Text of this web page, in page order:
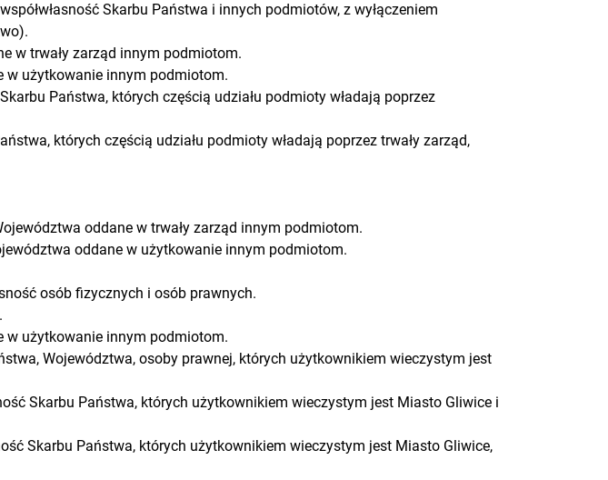
Skarbu Państwa i innych podmiotów, z wyłączeniem
w trwały zarząd innym podmiotom.
użytkowanie innym podmiotom.
Państwa, których częścią udziału podmioty władają poprzez
których częścią udziału podmioty władają poprzez trwały zarząd,
oddane w trwały zarząd innym podmiotom.
oddane w użytkowanie innym podmiotom.
osób fizycznych i osób prawnych.
użytkowanie innym podmiotom.
Województwa, osoby prawnej, których użytkownikiem wieczystym jest
Skarbu Państwa, których użytkownikiem wieczystym jest Miasto Gliwice i
Skarbu Państwa, których użytkownikiem wieczystym jest Miasto Gliwice,